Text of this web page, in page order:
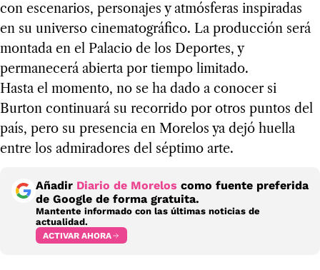
con escenarios, personajes y atmósferas inspiradas
en su universo cinematográfico. La producción será
montada en el Palacio de los Deportes, y
permanecerá abierta por tiempo limitado.
Hasta el momento, no se ha dado a conocer si
Burton continuará su recorrido por otros puntos del
país, pero su presencia en Morelos ya dejó huella
entre los admiradores del séptimo arte.
Añadir Diario de Morelos como fuente preferida
de Google de forma gratuita.
Mantente informado con las últimas noticias de
actualidad.
ACTIVAR AHORA